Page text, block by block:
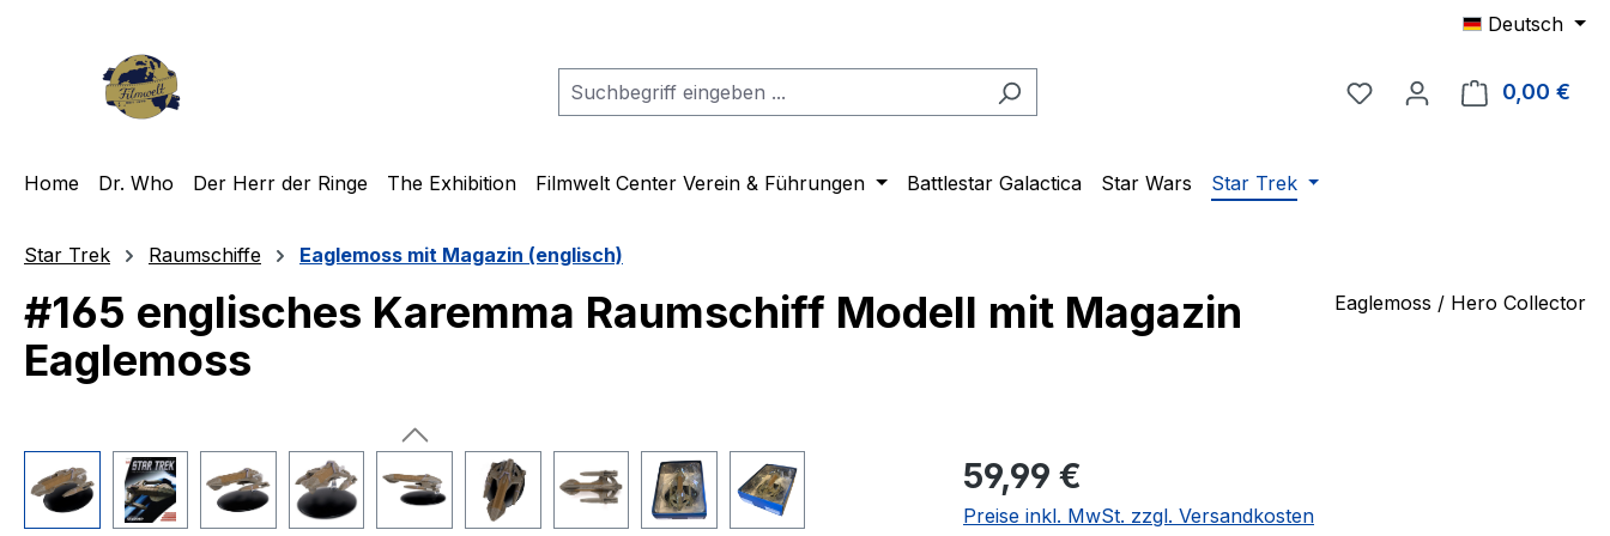
Deutsch
Du hast 0 Produkte auf
0,00 €
Home Dr. Who Der Herr der Ringe The Exhibition Filmwelt Center Verein & Führungen Battlestar Galactica Star Wars Star Trek
Star Trek Raumschiffe Eaglemoss mit Magazin (englisch)
#165 englisches Karemma Raumschiff Modell mit Magazin
Eaglemoss
Eaglemoss / Hero Collector
Regulärer Preis:
59,99 €
Preise inkl. MwSt. zzgl. Versandkosten